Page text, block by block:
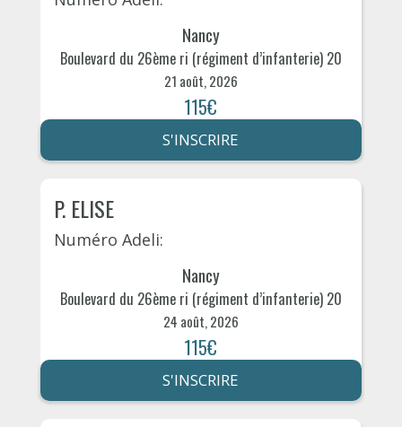
Nancy
Boulevard du 26ème ri (régiment d’infanterie) 20
21 août, 2026
115€
S'INSCRIRE
P. ELISE
Numéro Adeli:
Nancy
Boulevard du 26ème ri (régiment d’infanterie) 20
24 août, 2026
115€
S'INSCRIRE